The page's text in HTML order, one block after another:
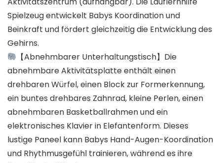
Spielzeug entwickelt Babys Koordination und
Beinkraft und fördert gleichzeitig die Entwicklung des
Gehirns.
【Abnehmbarer Unterhaltungstisch】Die
abnehmbare Aktivitätsplatte enthält einen
drehbaren Würfel, einen Block zur Formerkennung,
ein buntes drehbares Zahnrad, kleine Perlen, einen
abnehmbaren Basketballrahmen und ein
elektronisches Klavier in Elefantenform. Dieses
lustige Paneel kann Babys Hand-Augen-Koordination
und Rhythmusgefühl trainieren, während es ihre